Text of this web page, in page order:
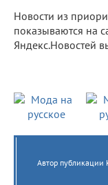
Новости из
показываются на
Яндекс.Новостей
Автор публикации